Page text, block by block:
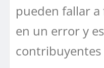
pueden fallar
en un error y
contribuyentes